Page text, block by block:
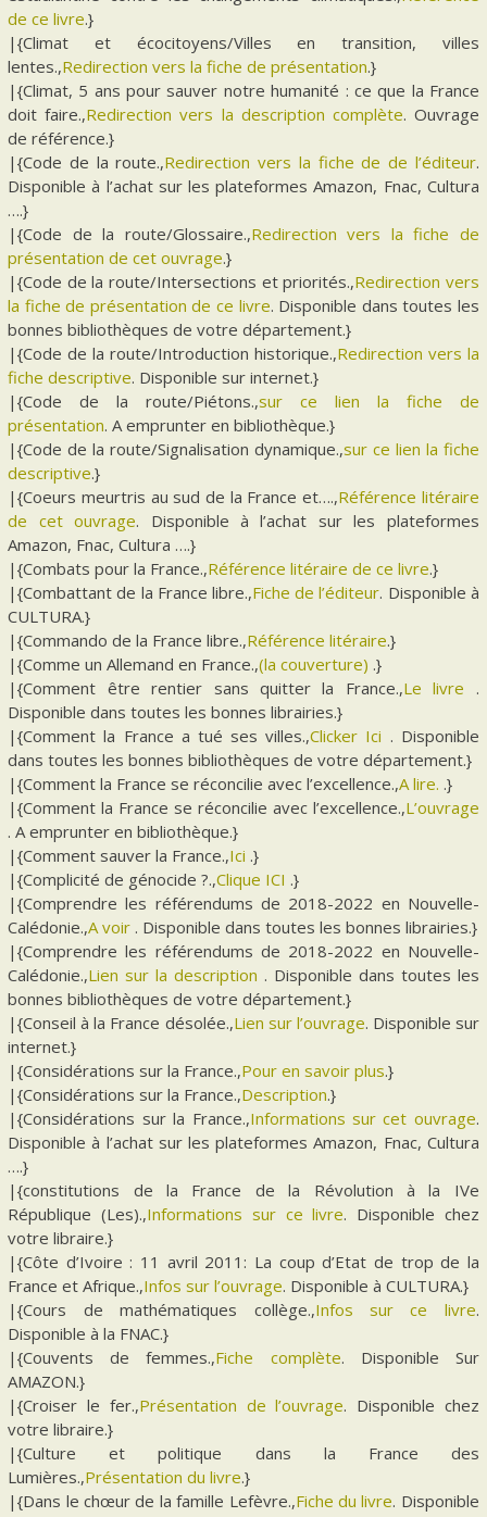
de ce livre.}
|{Climat et écocitoyens/Villes en transition, villes
lentes.,Redirection vers la fiche de présentation.}
|{Climat, 5 ans pour sauver notre humanité : ce que la France
doit faire.,Redirection vers la description complète. Ouvrage
de référence.}
|{Code de la route.,Redirection vers la fiche de de l’éditeur.
Disponible à l’achat sur les plateformes Amazon, Fnac, Cultura
….}
|{Code de la route/Glossaire.,Redirection vers la fiche de
présentation de cet ouvrage.}
|{Code de la route/Intersections et priorités.,Redirection vers
la fiche de présentation de ce livre. Disponible dans toutes les
bonnes bibliothèques de votre département.}
|{Code de la route/Introduction historique.,Redirection vers la
fiche descriptive. Disponible sur internet.}
|{Code de la route/Piétons.,sur ce lien la fiche de
présentation. A emprunter en bibliothèque.}
|{Code de la route/Signalisation dynamique.,sur ce lien la fiche
descriptive.}
|{Coeurs meurtris au sud de la France et….,Référence litéraire
de cet ouvrage. Disponible à l’achat sur les plateformes
Amazon, Fnac, Cultura ….}
|{Combats pour la France.,Référence litéraire de ce livre.}
|{Combattant de la France libre.,Fiche de l’éditeur. Disponible à
CULTURA.}
|{Commando de la France libre.,Référence litéraire.}
|{Comme un Allemand en France.,(la couverture) .}
|{Comment être rentier sans quitter la France.,Le livre .
Disponible dans toutes les bonnes librairies.}
|{Comment la France a tué ses villes.,Clicker Ici . Disponible
dans toutes les bonnes bibliothèques de votre département.}
|{Comment la France se réconcilie avec l’excellence.,A lire. .}
|{Comment la France se réconcilie avec l’excellence.,L’ouvrage
. A emprunter en bibliothèque.}
|{Comment sauver la France.,Ici .}
|{Complicité de génocide ?.,Clique ICI .}
|{Comprendre les référendums de 2018-2022 en Nouvelle-
Calédonie.,A voir . Disponible dans toutes les bonnes librairies.}
|{Comprendre les référendums de 2018-2022 en Nouvelle-
Calédonie.,Lien sur la description . Disponible dans toutes les
bonnes bibliothèques de votre département.}
|{Conseil à la France désolée.,Lien sur l’ouvrage. Disponible sur
internet.}
|{Considérations sur la France.,Pour en savoir plus.}
|{Considérations sur la France.,Description.}
|{Considérations sur la France.,Informations sur cet ouvrage.
Disponible à l’achat sur les plateformes Amazon, Fnac, Cultura
….}
|{constitutions de la France de la Révolution à la IVe
République (Les).,Informations sur ce livre. Disponible chez
votre libraire.}
|{Côte d’Ivoire : 11 avril 2011: La coup d’Etat de trop de la
France et Afrique.,Infos sur l’ouvrage. Disponible à CULTURA.}
|{Cours de mathématiques collège.,Infos sur ce livre.
Disponible à la FNAC.}
|{Couvents de femmes.,Fiche complète. Disponible Sur
AMAZON.}
|{Croiser le fer.,Présentation de l’ouvrage. Disponible chez
votre libraire.}
|{Culture et politique dans la France des
Lumières.,Présentation du livre.}
|{Dans le chœur de la famille Lefèvre.,Fiche du livre. Disponible